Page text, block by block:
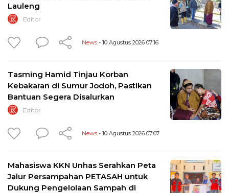
Lauleng
Editor
News - 10 Agustus 2026 07:16
Tasming Hamid Tinjau Korban
Kebakaran di Sumur Jodoh, Pastikan
Bantuan Segera Disalurkan
Editor
News - 10 Agustus 2026 07:07
Mahasiswa KKN Unhas Serahkan Peta
Jalur Persampahan PETASAH untuk
Dukung Pengelolaan Sampah di